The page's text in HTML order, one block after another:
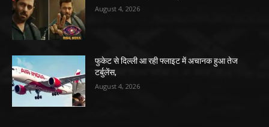
August 4, 2026
फुकेट से दिल्ली आ रही फ्लाइट में अचानक हुआ तेज
टर्बुलेंस,
August 4, 2026